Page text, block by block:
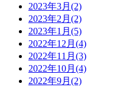
2023年3月(2)
2023年2月(2)
2023年1月(5)
2022年12月(4)
2022年11月(3)
2022年10月(4)
2022年9月(2)